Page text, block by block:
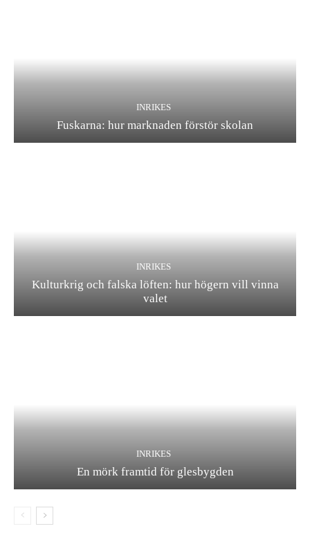
INRIKES
Fuskarna: hur marknaden förstör skolan
INRIKES
Kulturkrig och falska löften: hur högern vill vinna
valet
INRIKES
En mörk framtid för glesbygden